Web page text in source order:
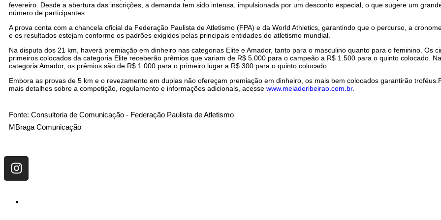
fevereiro. Desde a abertura das inscrições, a demanda tem sido intensa, impulsionada por um desconto especial, o que sugere um
número de participantes.
A prova conta com a chancela oficial da Federação Paulista de Atletismo (FPA) e da World Athletics, garantindo que o percurso, a
e os resultados estejam conforme os padrões exigidos pelas principais entidades do atletismo mundial.
Na disputa dos 21 km, haverá premiação em dinheiro nas categorias Elite e Amador, tanto para o masculino quanto para o feminino. Os
primeiros colocados da categoria Elite receberão prêmios que variam de R$ 5.000 para o campeão a R$ 1.500 para o quinto colocado. Na
categoria Amador, os prêmios são de R$ 1.000 para o primeiro lugar a R$ 300 para o quinto colocado.
Embora as provas de 5 km e o revezamento em duplas não ofereçam premiação em dinheiro, os mais bem colocados garantirão
mais detalhes sobre a competição, regulamento e informações adicionais, acesse www.meiaderibeirao.com.br.
Fonte: Consultoria de Comunicação - Federação Paulista de Atletismo
MBraga Comunicação